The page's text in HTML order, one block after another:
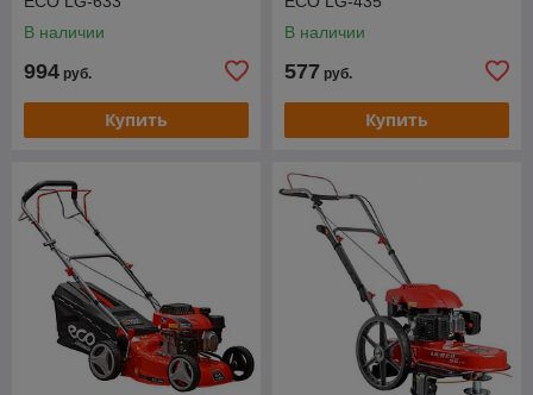
В наличии
994 руб.
Купить
В наличии
577 руб.
Купить